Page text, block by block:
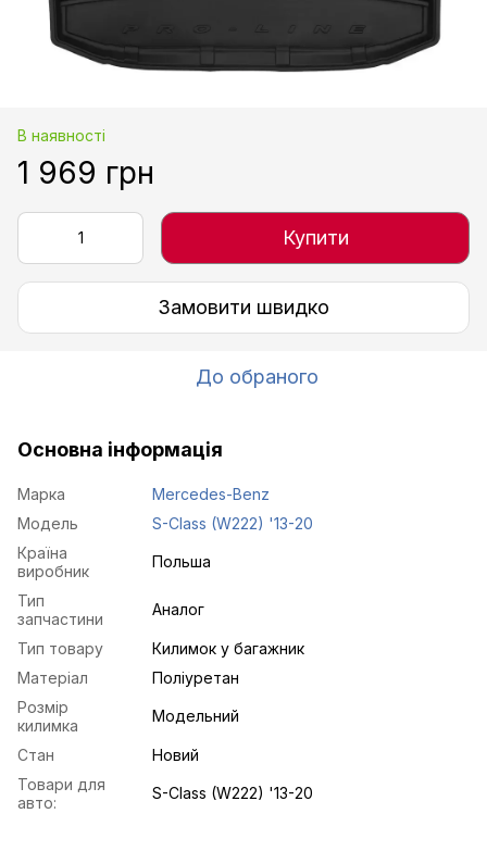
В наявності
1 969 грн
Купити
Замовити швидко
До обраного
Основна інформація
Марка
Mercedes-Benz
Модель
S-Class (W222) '13-20
Країна
виробник
Польша
Тип
запчастини
Аналог
Тип товару
Килимок у багажник
Матеріал
Поліуретан
Розмір
килимка
Модельний
Стан
Новий
Товари для
авто:
S-Class (W222) '13-20